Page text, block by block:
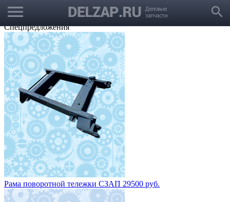
menu search
Выбрать город
Корзина
Заказать звонок
Спецпредложения
Рама поворотной тележки СЗАП 29500 руб.